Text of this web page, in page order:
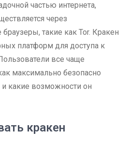
частью интернета,
через
такие как Tor. Кракен
платформ для доступа к
все чаще
максимально безопасно
и какие возможности он
кракен